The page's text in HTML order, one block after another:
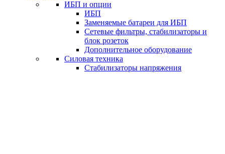
ИБП и опции
ИБП
Заменяемые батареи для ИБП
Сетевые фильтры, стабилизаторы и
блок розеток
Дополнительное оборудование
Силовая техника
Стабилизаторы напряжения